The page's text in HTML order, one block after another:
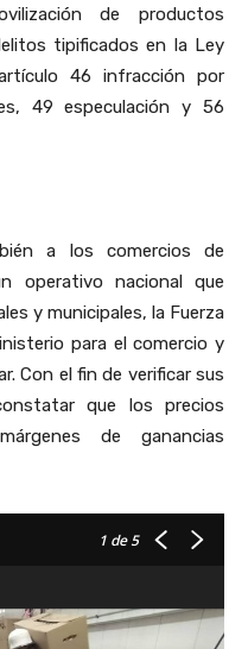
de productos
tipificados en la Ley
46 infracción por
49 especulación y 56
a los comercios de
operativo nacional que
y municipales, la Fuerza
para el comercio y
Con el fin de verificar sus
que los precios
de ganancias
1 de 5